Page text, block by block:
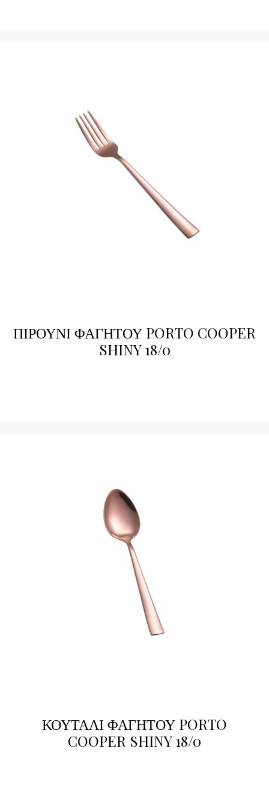
ΠΙΡΟΥΝΙ ΦΑΓΗΤΟΥ PORTO COOPER
SHINY 18/0
ΚΟΥΤΑΛΙ ΦΑΓΗΤΟΥ PORTO
COOPER SHINY 18/0